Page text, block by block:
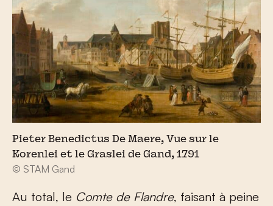
Pieter Benedictus De Maere, Vue sur le
Korenlei et le Graslei de Gand, 1791
© STAM Gand
Au total, le Comte de Flandre, faisant à peine